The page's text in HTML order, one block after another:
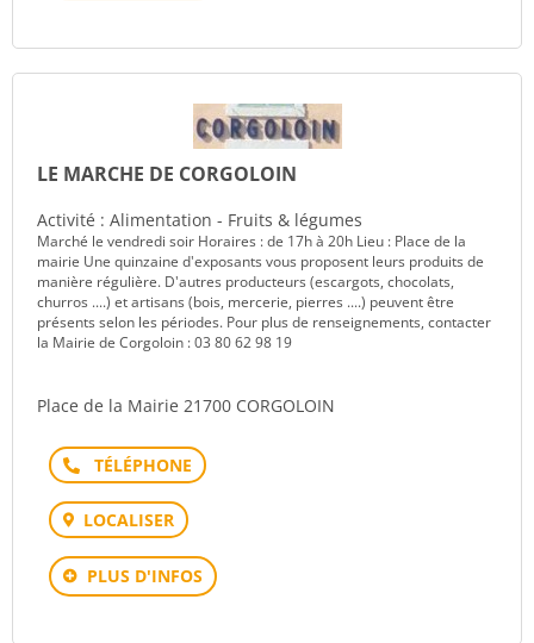
LE MARCHE DE CORGOLOIN
Activité : Alimentation - Fruits & légumes
Marché le vendredi soir Horaires : de 17h à 20h Lieu : Place de la
mairie Une quinzaine d'exposants vous proposent leurs produits de
manière régulière. D'autres producteurs (escargots, chocolats,
churros ....) et artisans (bois, mercerie, pierres ....) peuvent être
présents selon les périodes. Pour plus de renseignements, contacter
la Mairie de Corgoloin : 03 80 62 98 19
Place de la Mairie 21700 CORGOLOIN
Téléphone
LOCALISER
PLUS D'INFOS